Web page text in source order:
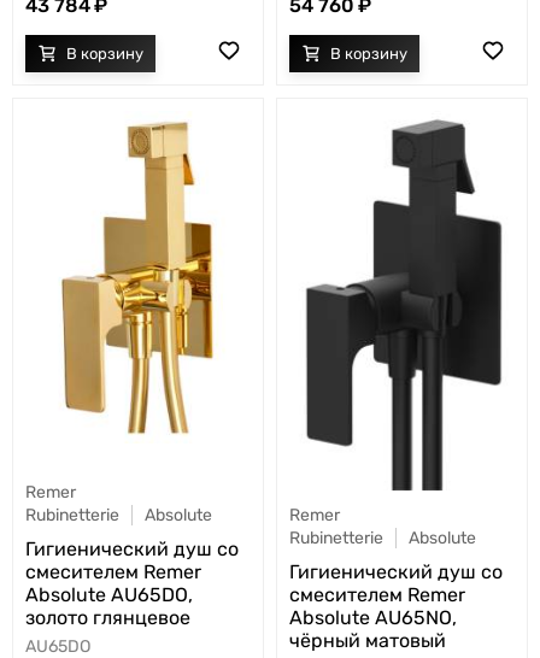
43 784 54 760
Remer
Rubinetterie
Absolute
Гигиенический душ со
смесителем Remer
Absolute AU65DO,
золото глянцевое
AU65DO
Remer
Rubinetterie
Absolute
Гигиенический душ со
смесителем Remer
Absolute AU65NO,
чёрный матовый